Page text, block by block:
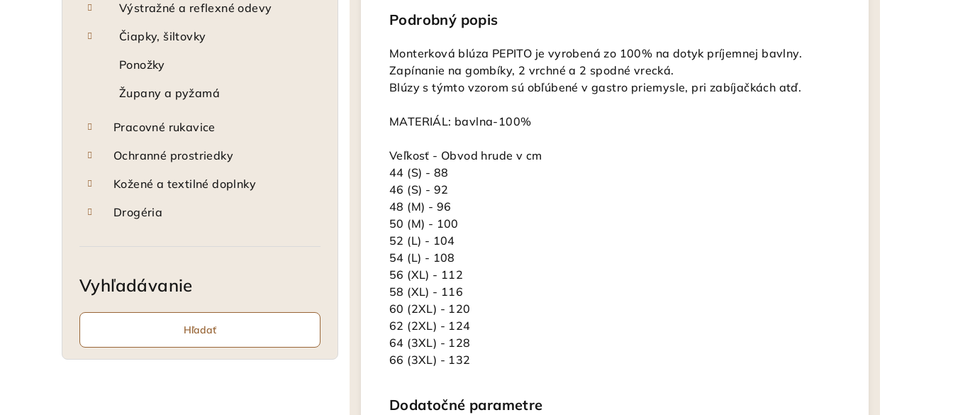
Výstražné a reflexné odevy
Čiapky, šiltovky
Ponožky
Župany a pyžamá
Pracovné rukavice
Ochranné prostriedky
Kožené a textilné doplnky
Drogéria
Vyhľadávanie
Hľadať
Podrobný popis
Monterková blúza PEPITO je vyrobená zo 100% na dotyk príjemnej bavlny.
Zapínanie na gombíky, 2 vrchné a 2 spodné vrecká.
Blúzy s týmto vzorom sú obľúbené v gastro priemysle, pri zabíjačkách atď.
MATERIÁL: bavlna-100%
Veľkosť - Obvod hrude v cm
44 (S) - 88
46 (S) - 92
48 (M) - 96
50 (M) - 100
52 (L) - 104
54 (L) - 108
56 (XL) - 112
58 (XL) - 116
60 (2XL) - 120
62 (2XL) - 124
64 (3XL) - 128
66 (3XL) - 132
Dodatočné parametre